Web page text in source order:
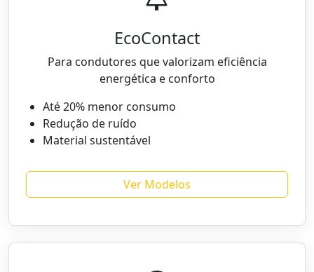
EcoContact
Para condutores que valorizam eficiência
energética e conforto
Até 20% menor consumo
Redução de ruído
Material sustentável
Ver Modelos